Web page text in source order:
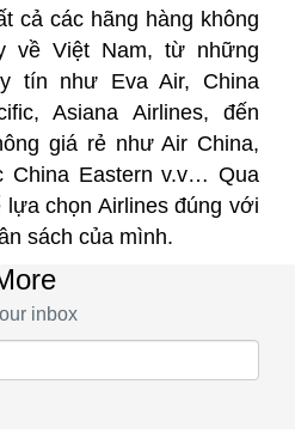
cả các hãng hàng không
về Việt Nam, từ những
tín như Eva Air, China
Asiana Airlines, đến
giá rẻ như Air China,
China Eastern v.v… Qua
chọn Airlines đúng với
sách của mình.
inbox